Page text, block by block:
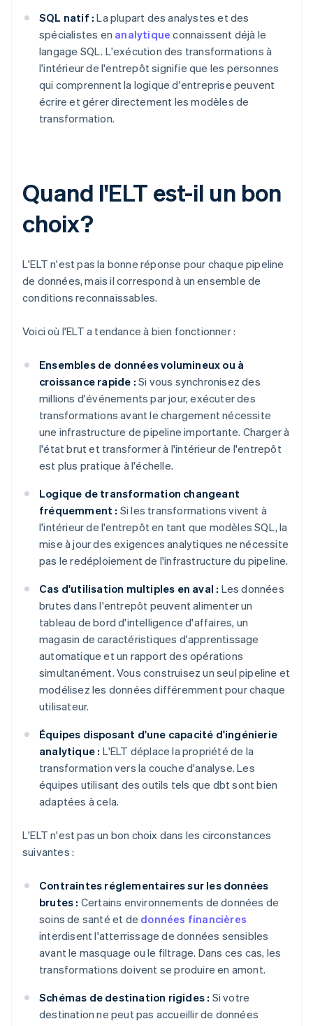
SQL natif : La plupart des analystes et des
spécialistes en analytique connaissent déjà le
langage SQL. L'exécution des transformations à
l'intérieur de l'entrepôt signifie que les personnes
qui comprennent la logique d'entreprise peuvent
écrire et gérer directement les modèles de
transformation.
Quand l'ELT est-il un bon
choix?
L'ELT n'est pas la bonne réponse pour chaque pipeline
de données, mais il correspond à un ensemble de
conditions reconnaissables.
Voici où l'ELT a tendance à bien fonctionner :
Ensembles de données volumineux ou à
croissance rapide : Si vous synchronisez des
millions d'événements par jour, exécuter des
transformations avant le chargement nécessite
une infrastructure de pipeline importante. Charger à
l'état brut et transformer à l'intérieur de l'entrepôt
est plus pratique à l'échelle.
Logique de transformation changeant
fréquemment : Si les transformations vivent à
l'intérieur de l'entrepôt en tant que modèles SQL, la
mise à jour des exigences analytiques ne nécessite
pas le redéploiement de l'infrastructure du pipeline.
Cas d'utilisation multiples en aval : Les données
brutes dans l'entrepôt peuvent alimenter un
tableau de bord d'intelligence d'affaires, un
magasin de caractéristiques d'apprentissage
automatique et un rapport des opérations
simultanément. Vous construisez un seul pipeline et
modélisez les données différemment pour chaque
utilisateur.
Équipes disposant d'une capacité d'ingénierie
analytique : L'ELT déplace la propriété de la
transformation vers la couche d'analyse. Les
équipes utilisant des outils tels que dbt sont bien
adaptées à cela.
L'ELT n'est pas un bon choix dans les circonstances
suivantes :
Contraintes réglementaires sur les données
brutes : Certains environnements de données de
soins de santé et de données financières
interdisent l'atterrissage de données sensibles
avant le masquage ou le filtrage. Dans ces cas, les
transformations doivent se produire en amont.
Schémas de destination rigides : Si votre
destination ne peut pas accueillir de données